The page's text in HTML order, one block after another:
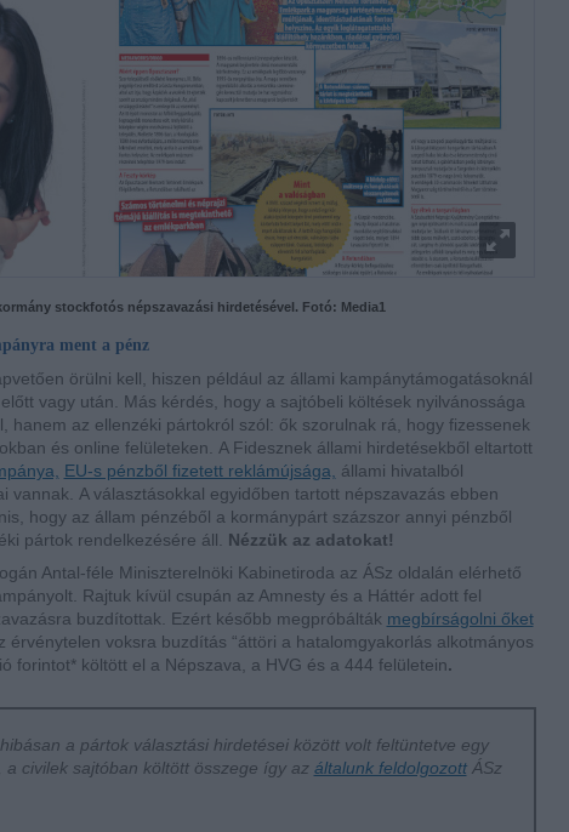
stockfotós népszavazási hirdetésével. Fotó: Media1
ment a pénz
örülni kell, hiszen például az állami kampánytámogatásoknál
vagy után. Más kérdés, hogy a sajtóbeli költések nyilvánossága
hanem az ellenzéki pártokról szól: ők szorulnak rá, hogy fizessenek
és online felületeken. A Fidesznek állami hirdetésekből eltartott
EU-s pénzből fizetett reklámújsága, állami hivatalból
vannak. A választásokkal egyidőben tartott népszavazás ebben
hogy az állam pénzéből a kormánypárt százszor annyi pénzből
pártok rendelkezésére áll. Nézzük az adatokat!
Antal-féle Miniszterelnöki Kabinetiroda az ÁSz oldalán elérhető
Rajtuk kívül csupán az Amnesty és a Háttér adott fel
buzdítottak. Ezért később megpróbálták megbírságolni őket
érvénytelen voksra buzdítás “áttöri a hatalomgyakorlás alkotmányos
forintot* költött el a Népszava, a HVG és a 444 felületein.
a pártok választási hirdetései között volt feltüntetve egy
civilek sajtóban költött összege így az általunk feldolgozottÁSz